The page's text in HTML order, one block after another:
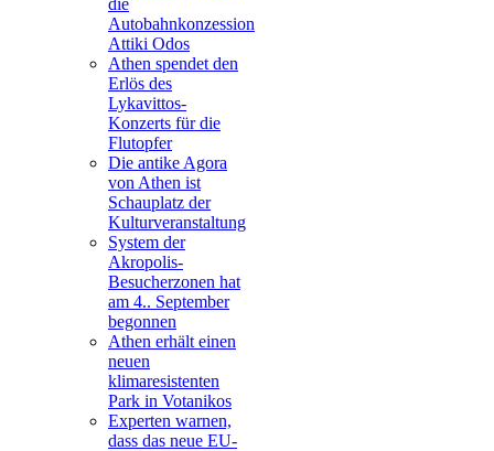
die
Autobahnkonzession
Attiki Odos
Athen spendet den
Erlös des
Lykavittos-
Konzerts für die
Flutopfer
Die antike Agora
von Athen ist
Schauplatz der
Kulturveranstaltung
System der
Akropolis-
Besucherzonen hat
am 4.. September
begonnen
Athen erhält einen
neuen
klimaresistenten
Park in Votanikos
Experten warnen,
dass das neue EU-